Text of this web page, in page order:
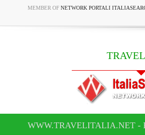
MEMBER OF NETWORK PORTALI
WWW.TRAVELITALIA.NET -